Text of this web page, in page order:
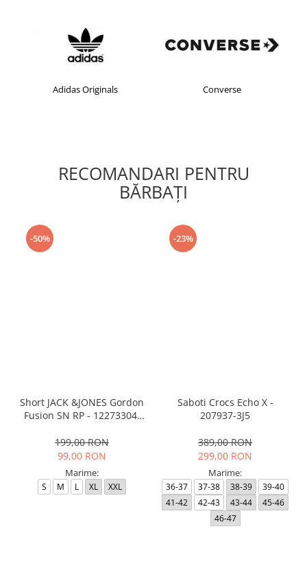
Adidas Originals Converse
RECOMANDARI PENTRU
BĂRBAŢI
-50%
Short JACK &JONES Gordon
Fusion SN RP - 12273304-
199,00 RON
99,00 RON
Marime:
S M L XL XXL
-23%
Saboti Crocs Echo X -
207937-3J5
389,00 RON
299,00 RON
Marime:
36-37 37-38 38-39
39-40
41-42
42-43 43-44
45-46
46-47